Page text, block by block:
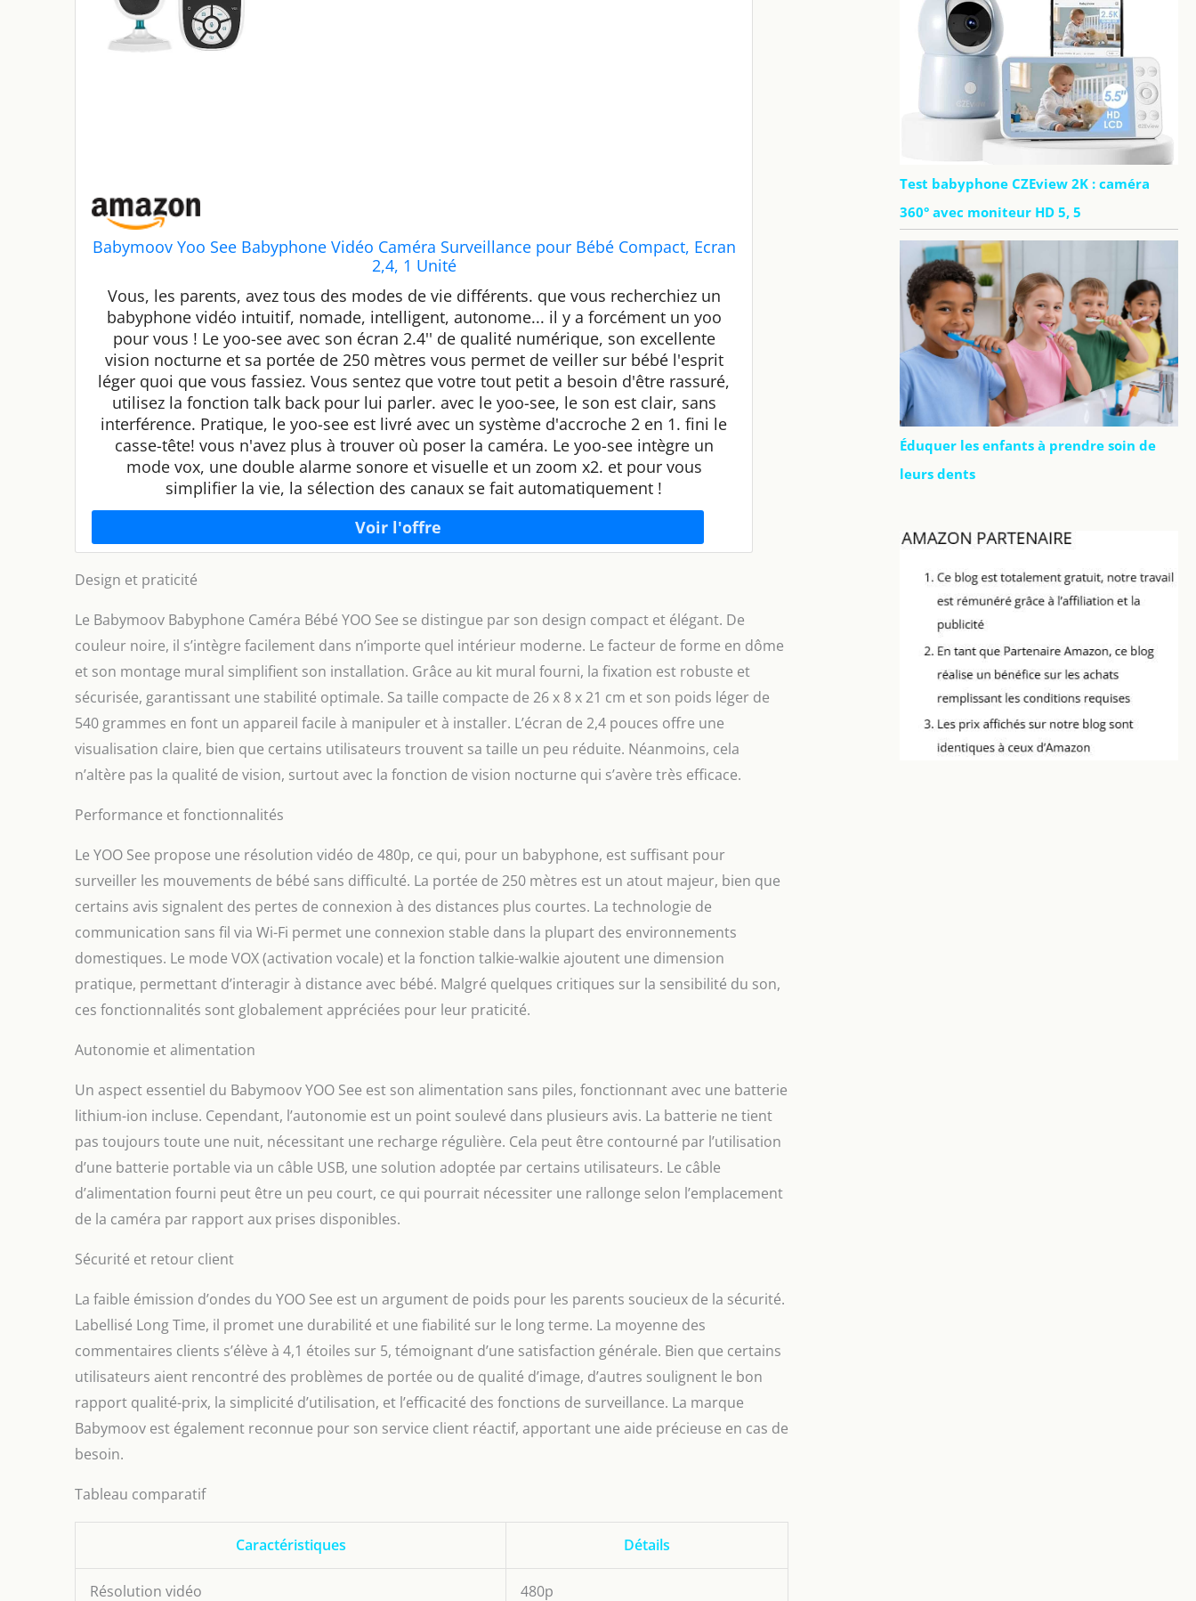
Babymoov Yoo See Babyphone Vidéo Caméra Surveillance pour Bébé Compact, Ecran
2,4, 1 Unité
Vous, les parents, avez tous des modes de vie différents. que vous recherchiez un
babyphone vidéo intuitif, nomade, intelligent, autonome... il y a forcément un yoo
pour vous ! Le yoo-see avec son écran 2.4'' de qualité numérique, son excellente
vision nocturne et sa portée de 250 mètres vous permet de veiller sur bébé l'esprit
léger quoi que vous fassiez. Vous sentez que votre tout petit a besoin d'être rassuré,
utilisez la fonction talk back pour lui parler. avec le yoo-see, le son est clair, sans
interférence. Pratique, le yoo-see est livré avec un système d'accroche 2 en 1. fini le
casse-tête! vous n'avez plus à trouver où poser la caméra. Le yoo-see intègre un
mode vox, une double alarme sonore et visuelle et un zoom x2. et pour vous
simplifier la vie, la sélection des canaux se fait automatiquement !
Design et praticité
Le Babymoov Babyphone Caméra Bébé YOO See se distingue par son design compact et élégant. De
couleur noire, il s’intègre facilement dans n’importe quel intérieur moderne. Le facteur de forme en dôme
et son montage mural simplifient son installation. Grâce au kit mural fourni, la fixation est robuste et
sécurisée, garantissant une stabilité optimale. Sa taille compacte de 26 x 8 x 21 cm et son poids léger de
540 grammes en font un appareil facile à manipuler et à installer. L’écran de 2,4 pouces offre une
visualisation claire, bien que certains utilisateurs trouvent sa taille un peu réduite. Néanmoins, cela
n’altère pas la qualité de vision, surtout avec la fonction de vision nocturne qui s’avère très efficace.
Performance et fonctionnalités
Le YOO See propose une résolution vidéo de 480p, ce qui, pour un babyphone, est suffisant pour
surveiller les mouvements de bébé sans difficulté. La portée de 250 mètres est un atout majeur, bien que
certains avis signalent des pertes de connexion à des distances plus courtes. La technologie de
communication sans fil via Wi-Fi permet une connexion stable dans la plupart des environnements
domestiques. Le mode VOX (activation vocale) et la fonction talkie-walkie ajoutent une dimension
pratique, permettant d’interagir à distance avec bébé. Malgré quelques critiques sur la sensibilité du son,
ces fonctionnalités sont globalement appréciées pour leur praticité.
Autonomie et alimentation
Un aspect essentiel du Babymoov YOO See est son alimentation sans piles, fonctionnant avec une batterie
lithium-ion incluse. Cependant, l’autonomie est un point soulevé dans plusieurs avis. La batterie ne tient
pas toujours toute une nuit, nécessitant une recharge régulière. Cela peut être contourné par l’utilisation
d’une batterie portable via un câble USB, une solution adoptée par certains utilisateurs. Le câble
d’alimentation fourni peut être un peu court, ce qui pourrait nécessiter une rallonge selon l’emplacement
de la caméra par rapport aux prises disponibles.
Sécurité et retour client
La faible émission d’ondes du YOO See est un argument de poids pour les parents soucieux de la sécurité.
Labellisé Long Time, il promet une durabilité et une fiabilité sur le long terme. La moyenne des
commentaires clients s’élève à 4,1 étoiles sur 5, témoignant d’une satisfaction générale. Bien que certains
utilisateurs aient rencontré des problèmes de portée ou de qualité d’image, d’autres soulignent le bon
rapport qualité-prix, la simplicité d’utilisation, et l’efficacité des fonctions de surveillance. La marque
Babymoov est également reconnue pour son service client réactif, apportant une aide précieuse en cas de
besoin.
Tableau comparatif
Caractéristiques Détails
Résolution vidéo 480p
Test babyphone CZEview 2K : caméra
360° avec moniteur HD 5, 5
Éduquer les enfants à prendre soin de
leurs dents